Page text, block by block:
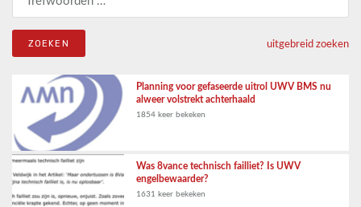
uitgebreid zoeken
Planning voor gefaseerde uitrol UWV BMS nu
alweer volstrekt achterhaald
1854 keer bekeken
Was 8vance technisch failliet? Is UWV
engelbewaarder?
1631 keer bekeken